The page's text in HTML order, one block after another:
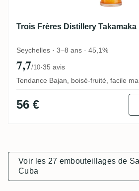
Trois Frères Distillery Takamaka
Seychelles · 3–8 ans · 45,1%
7,7/10·35 avis
Tendance Bajan, boisé-fruité, facile
56 €
Voir les 27 embouteillages de
Cuba